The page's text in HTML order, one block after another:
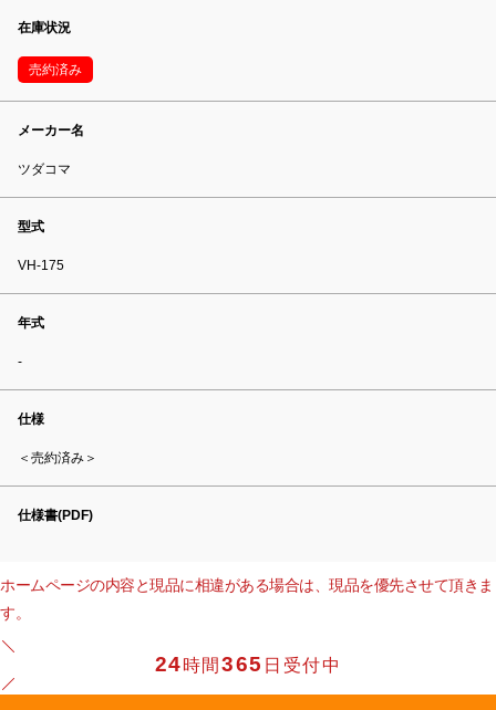
在庫状況
売約済み
メーカー名
ツダコマ
型式
VH-175
年式
-
仕様
＜売約済み＞
仕様書(PDF)
ホームページの内容と現品に相違がある場合は、現品を優先させて頂きま
す。
24時間365 日受付中